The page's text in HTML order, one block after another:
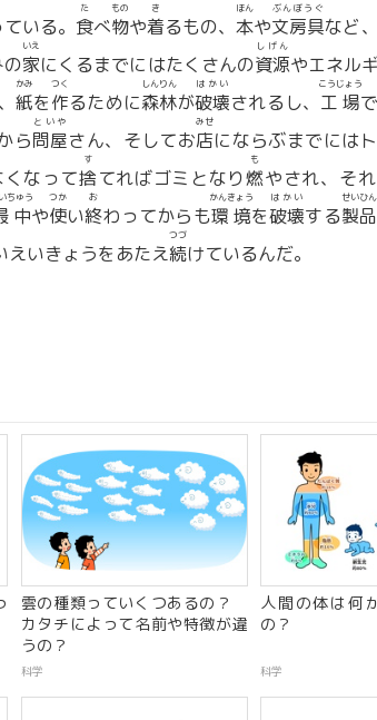
いる。 食
た
べ物
もの
や着
き
るもの、 本
ほん
や文房具
ぶんぼうぐ
など
家
いえ
にくるまでにはたくさんの資源
しげん
やエネル
紙
かみ
を作
つく
るために森林
しんりん
が破壊
はかい
されるし、 工場
こうじょう
ら問屋
といや
さん、そしてお店
みせ
にならぶまでには
くなって捨
す
てればゴミとなり燃
も
やされ、そ
中
ちゅう
や使
つか
い終
お
わってからも環境
かんきょう
を破壊
はかい
する製品
せいひん
えいきょうをあたえ続
つづ
けているんだ。
雲の種類っていくつあるの？
カタチによって名前や特徴が違
うの？
科学
人間の体は何
の？
科学